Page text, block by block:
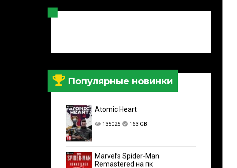
Популярные новинки
Atomic Heart
135025 163 GB
Marvel’s Spider-Man
Remastered на пк